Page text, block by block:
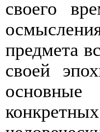
своего
предмета
своей
основные